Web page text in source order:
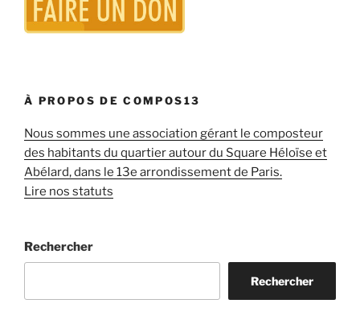
À PROPOS DE COMPOS13
Nous sommes une association gérant le composteur
des habitants du quartier autour du Square Héloïse et
Abélard, dans le 13e arrondissement de Paris.
Lire nos statuts
Rechercher
Rechercher